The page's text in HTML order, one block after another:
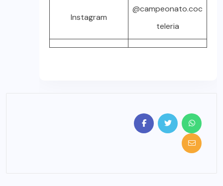
Instagram
@campeonato.coc
teleria